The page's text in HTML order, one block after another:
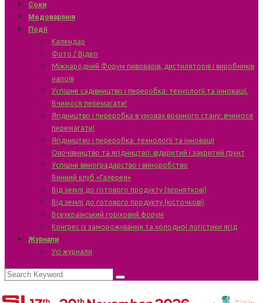
Соки
Медоваріння
Події
Календар
Фото / Відео
Міжнародний Форум пивоварів, дистиляторів і виробників
напоїв
Успішне садівництво і переробка: технології та інновації.
Вчимося перемагати!
Ягідництво і переробка в умовах воєнного стану: вчимося
перемагати!
Ягідництво і переробка: технології та інновації
Овочівництво та ягідництво: відкритий і закритий ґрунт
Успішне виноградарство і виноробство
Винний клуб «Галерея»
Від землі до готового продукту (зерняткові)
Від землі до готового продукту (кісточкові)
Всеукраїнський горіховий форум
Конгрес із заморожування та холодної логістики ягід
Журнали
Усі журнали